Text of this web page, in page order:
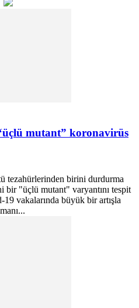
mutant” koronavirüs
tezahürlerinden birini durdurma
bir "üçlü mutant" varyantını tespit
vakalarında büyük bir artışla